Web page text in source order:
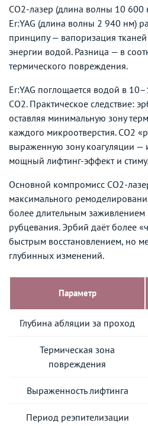
CO2-лазер (длина волны 10 600
Er:YAG (длина волны 2 940 нм)
принципу — вапоризация
энергии водой. Разница — в
термического повреждения.
Er:YAG поглощается водой в
CO2. Практическое следствие:
оставляя минимальную зону
каждого микроотверстия. CO2
выраженную зону коагуляции —
мощный лифтинг-эффект и
Основной компромисс CO2-
максимального
более длительным
рубцевания. Эрбий даёт более
быстрым восстановлением, но
глубинных изменений.
Параметр
Глубина абляции за проход
Термическая зона
повреждения
Выраженность лифтинга
Период реэпителизации